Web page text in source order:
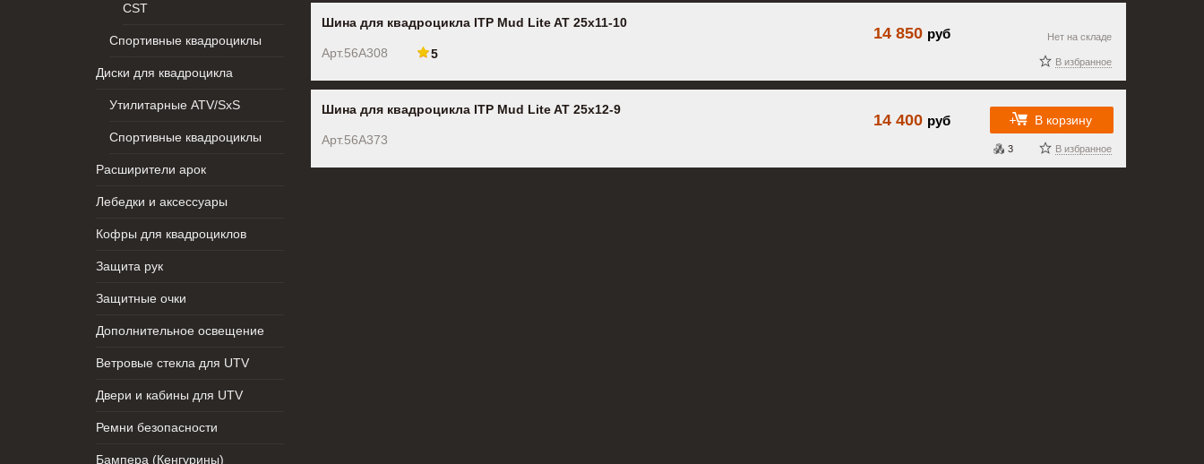
CST
Спортивные квадроциклы
Диски для квадроцикла
Утилитарные ATV/SxS
Спортивные квадроциклы
Расширители арок
Лебедки и аксессуары
Кофры для квадроциклов
Защита рук
Защитные очки
Дополнительное освещение
Ветровые стекла для UTV
Двери и кабины для UTV
Ремни безопасности
Бампера (Кенгурины)
Шина для квадроцикла ITP Mud Lite AT 25x11-10
Арт.56A308 5
14 850 руб
В избранное
Нет на складе
Шина для квадроцикла ITP Mud Lite AT 25x12-9
Арт.56A373
14 400 руб
В избранное
3
В корзину